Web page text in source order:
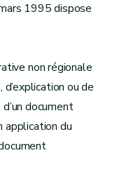
1995 dispose
non régionale
ou de
document
application du